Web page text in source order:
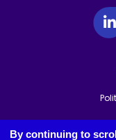
By continuing to